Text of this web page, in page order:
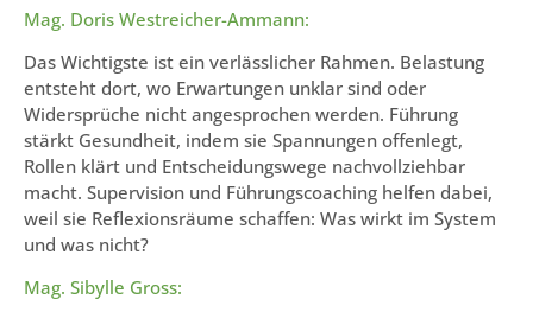
Mag. Doris Westreicher-Ammann:
Das Wichtigste ist ein verlässlicher Rahmen. Belastung
entsteht dort, wo Erwartungen unklar sind oder
Widersprüche nicht angesprochen werden. Führung
stärkt Gesundheit, indem sie Spannungen offenlegt,
Rollen klärt und Entscheidungswege nachvollziehbar
macht. Supervision und Führungscoaching helfen dabei,
weil sie Reflexionsräume schaffen: Was wirkt im System
und was nicht?
Mag. Sibylle Gross: